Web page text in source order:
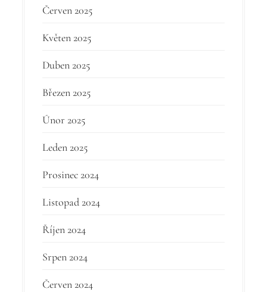
Červen 2025
Květen 2025
Duben 2025
Březen 2025
Únor 2025
Leden 2025
Prosinec 2024
Listopad 2024
Říjen 2024
Srpen 2024
Červen 2024